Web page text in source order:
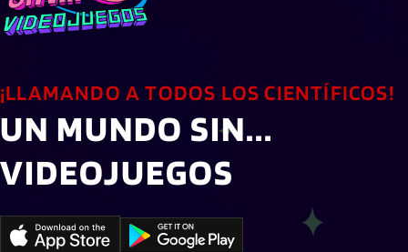
¡LLAMANDO A TODOS LOS CIENTÍFICOS!
UN MUNDO SIN...
VIDEOJUEGOS